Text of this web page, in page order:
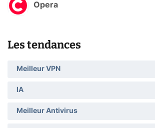
Opera
Les tendances
Meilleur VPN
IA
Meilleur Antivirus